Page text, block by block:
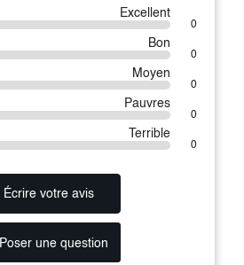
Excellent
0
Bon
0
Moyen
0
Pauvres
0
Terrible
0
Écrire votre avis
Poser une question